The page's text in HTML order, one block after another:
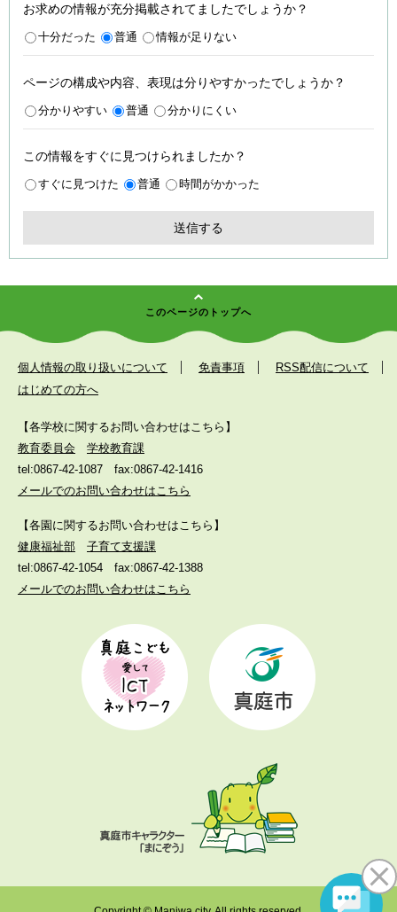
お求めの情報が充分掲載されてましたでしょうか？
十分だった 普通 情報が足りない
ページの構成や内容、表現は分りやすかったでしょうか？
分かりやすい 普通 分かりにくい
この情報をすぐに見つけられましたか？
すぐに見つけた 普通 時間がかかった
このページのトップへ
個人情報の取り扱いについて 免責事項
RSS配信について
はじめての方へ
【各学校に関するお問い合わせはこちら】
教育委員会
学校教育課
tel:0867-42-1087
fax:0867-42-1416
メールでのお問い合わせはこちら
【各園に関するお問い合わせはこちら】
健康福祉部
子育て支援課
tel:0867-42-1054
fax:0867-42-1388
メールでのお問い合わせはこちら